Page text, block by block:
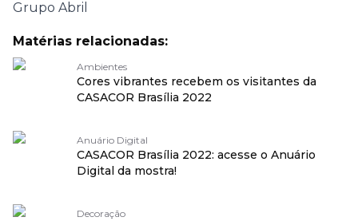
Grupo Abril
Matérias relacionadas:
Ambientes
Cores vibrantes recebem os visitantes da
CASACOR Brasília 2022
Anuário Digital
CASACOR Brasília 2022: acesse o Anuário
Digital da mostra!
Decoração